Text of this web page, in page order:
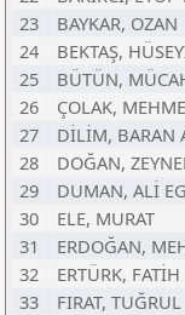
23
BAYKAR, OZAN
24
BEKTAŞ,
25
BÜTÜN,
26
ÇOLAK,
27
DİLİM, BARAN
28
DOĞAN,
29
DUMAN, ALİ
30
ELE, MURAT
31
ERDOĞAN,
32
ERTÜRK, FATİH
33
FIRAT, TUĞRUL